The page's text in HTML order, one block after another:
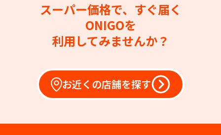
スーパー価格で、すぐ届く
ONIGOを
利用してみませんか？
お近くの店舗を探す